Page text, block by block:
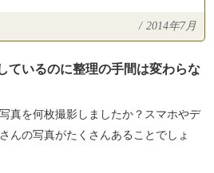
/ 2014年7月
ているのに整理の手間は変わらな
真を何枚撮影しましたか？スマホやデ
んの写真がたくさんあることでしょ